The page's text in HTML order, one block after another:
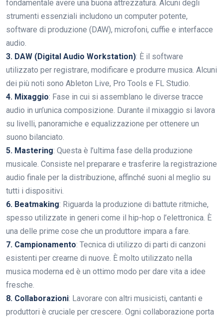
fondamentale avere una buona attrezzatura. Alcuni degli
strumenti essenziali includono un computer potente,
software di produzione (DAW), microfoni, cuffie e interfacce
audio.
3. DAW (Digital Audio Workstation): È il software
utilizzato per registrare, modificare e produrre musica. Alcuni
dei più noti sono Ableton Live, Pro Tools e FL Studio.
4. Mixaggio: Fase in cui si assemblano le diverse tracce
audio in un’unica composizione. Durante il mixaggio si lavora
su livelli, panoramiche e equalizzazione per ottenere un
suono bilanciato.
5. Mastering: Questa è l’ultima fase della produzione
musicale. Consiste nel preparare e trasferire la registrazione
audio finale per la distribuzione, affinché suoni al meglio su
tutti i dispositivi.
6. Beatmaking: Riguarda la produzione di battute ritmiche,
spesso utilizzate in generi come il hip-hop o l’elettronica. È
una delle prime cose che un produttore impara a fare.
7. Campionamento: Tecnica di utilizzo di parti di canzoni
esistenti per crearne di nuove. È molto utilizzato nella
musica moderna ed è un ottimo modo per dare vita a idee
fresche.
8. Collaborazioni: Lavorare con altri musicisti, cantanti e
produttori è cruciale per crescere. Ogni collaborazione porta